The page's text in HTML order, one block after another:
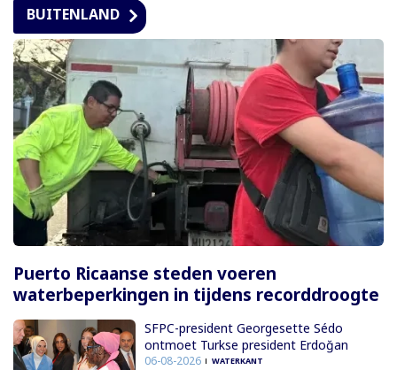
BUITENLAND
Puerto Ricaanse steden voeren
waterbeperkingen in tijdens recorddroogte
SFPC-president Georgesette Sédo
ontmoet Turkse president Erdoğan
06-08-2026 WATERKANT